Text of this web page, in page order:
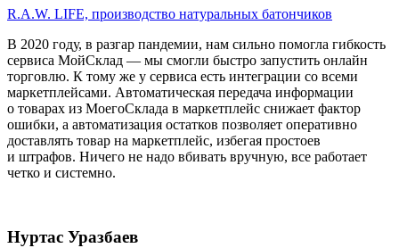
R.A.W. LIFE, производство натуральных батончиков
В 2020 году, в разгар пандемии, нам сильно помогла гибкость
сервиса МойСклад — мы смогли быстро запустить онлайн
торговлю. К тому же у сервиса есть интеграции со всеми
маркетплейсами. Автоматическая передача информации
о товарах из МоегоСклада в маркетплейс снижает фактор
ошибки, а автоматизация остатков позволяет оперативно
доставлять товар на маркетплейс, избегая простоев
и штрафов. Ничего не надо вбивать вручную, все работает
четко и системно.
Нуртас Уразбаев